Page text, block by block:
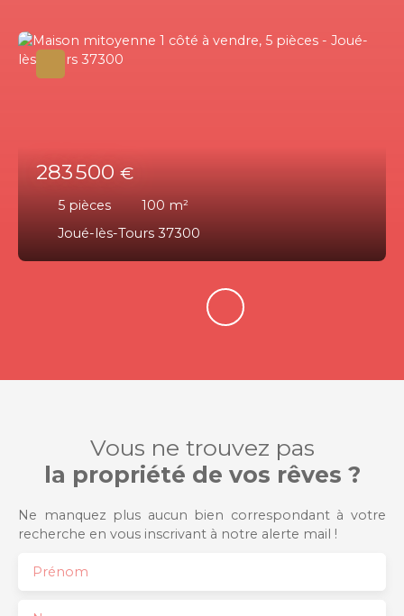
283 500 €
5 pièces 100 m²
Joué-lès-Tours 37300
Vous ne trouvez pas
la propriété de vos rêves ?
Ne manquez plus aucun bien correspondant à votre
recherche en vous inscrivant à notre alerte mail !
Prénom